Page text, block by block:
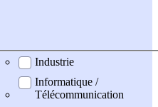
Industrie
Informatique /
Télécommunication